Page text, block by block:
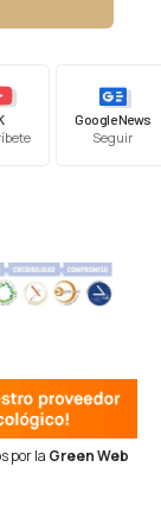
Google News
Seguir
por la Green Web